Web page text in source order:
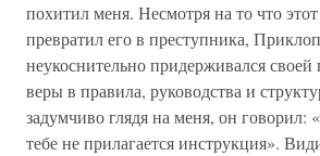
похитил меня. Несмотря на то что
превратил его в преступника,
неукоснительно придерживался своей
веры в правила, руководства и
задумчиво глядя на меня, он говорил:
тебе не прилагается инструкция».